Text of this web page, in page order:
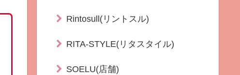
Rintosull(リントスル)
RITA-STYLE(リタスタイル)
SOELU(店舗)